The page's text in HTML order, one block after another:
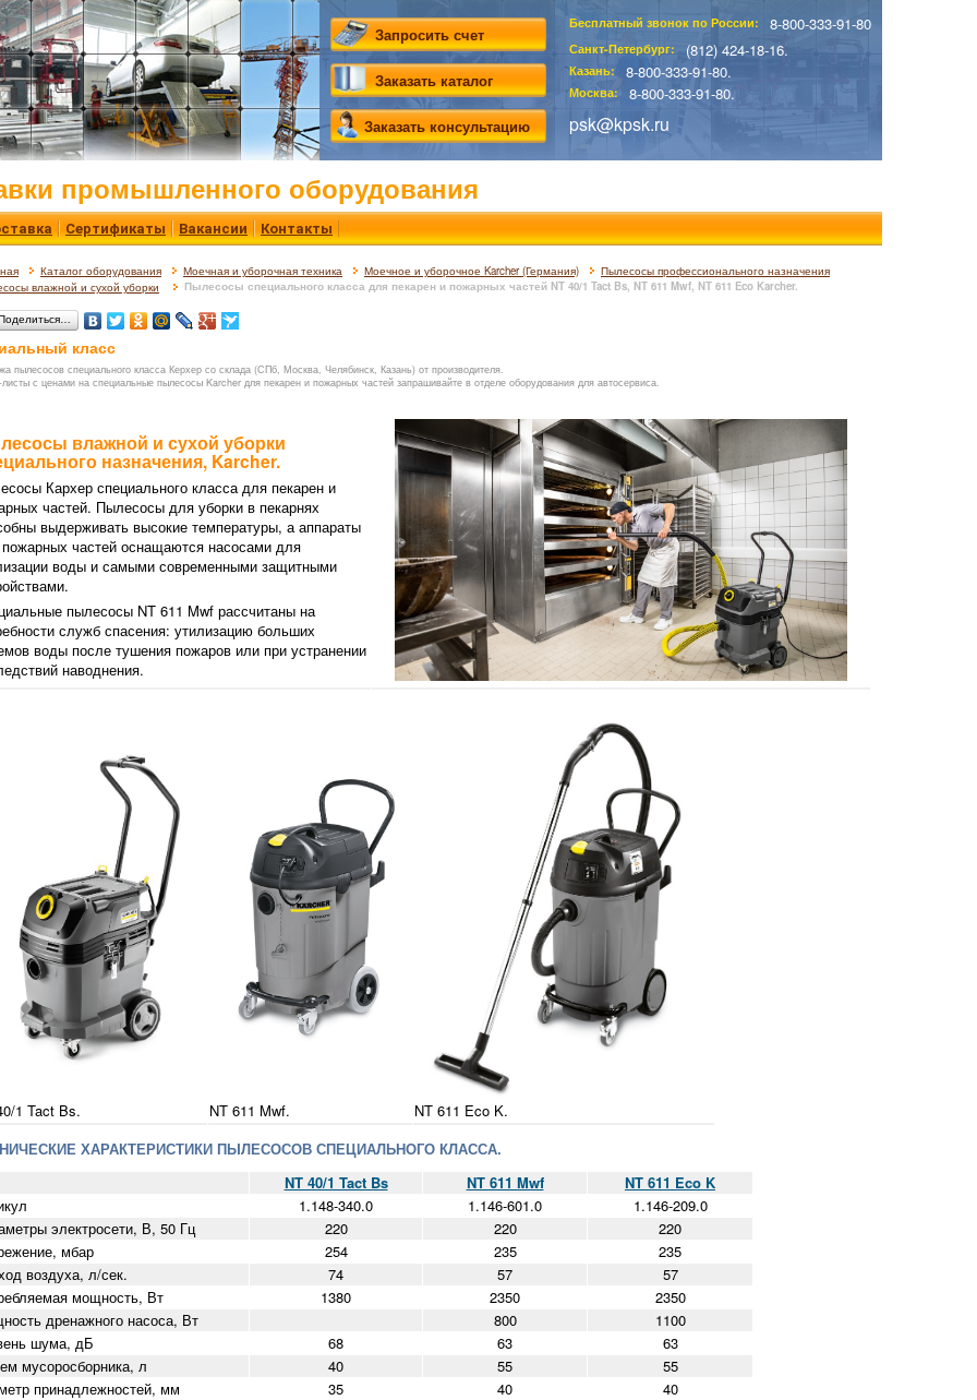
Запросить счет
Заказать каталог
Заказать консультацию
Бесплатный звонок по России: 8-800-333-91-80
Санкт-Петербург: (812) 424-18-16.
Казань: 8-800-333-91-80.
Москва: 8-800-333-91-80.
psk@kpsk.ru
промышленного оборудования
Сертификаты Вакансии Контакты
Каталог оборудования Моечная и уборочная техника Моечное и уборочное Karcher (Германия)
Пылесосы профессионального назначения
влажной и сухой уборки
Пылесосы специального класса для пекарен и пожарных частей NT 40/1 Tact Bs, NT 611 Mwf, NT 611 Eco Karcher.
класс
пылесосов специального класса Керхер со склада (СПб, Москва, Челябинск, Казань) от производителя.
с ценами на специальные пылесосы Karcher для пекарен и пожарных частей запрашивайте в отделе оборудования для автосервиса.
влажной и сухой уборки
назначения, Karcher.
Кархер специального класса для пекарен и
частей. Пылесосы для уборки в пекарнях
выдерживать высокие температуры, а аппараты
частей оснащаются насосами для
воды и самыми современными защитными
пылесосы NT 611 Mwf рассчитаны на
служб спасения: утилизацию больших
воды после тушения пожаров или при устранении
наводнения.
1 Tact Bs. NT 611 Mwf.
NT 611 Eco K.
ХАРАКТЕРИСТИКИ ПЫЛЕСОСОВ СПЕЦИАЛЬНОГО КЛАССА.
NT 40/1 Tact Bs
NT 611 Mwf
NT 611 Eco K
1.148-340.0 1.146-601.0
1.146-209.0
электросети, В, 50 Гц
220 220
220
мбар
254 235
235
воздуха, л/сек.
74 57
57
мощность, Вт
1380 2350
2350
дренажного насоса, Вт
800
1100
шума, дБ
68 63
63
мусоросборника, л
40 55
55
принадлежностей, мм
35 40
40